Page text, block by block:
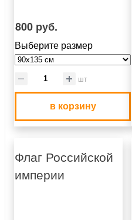
800 руб.
Выберите размер
шт
в корзину
Флаг Российской
империи